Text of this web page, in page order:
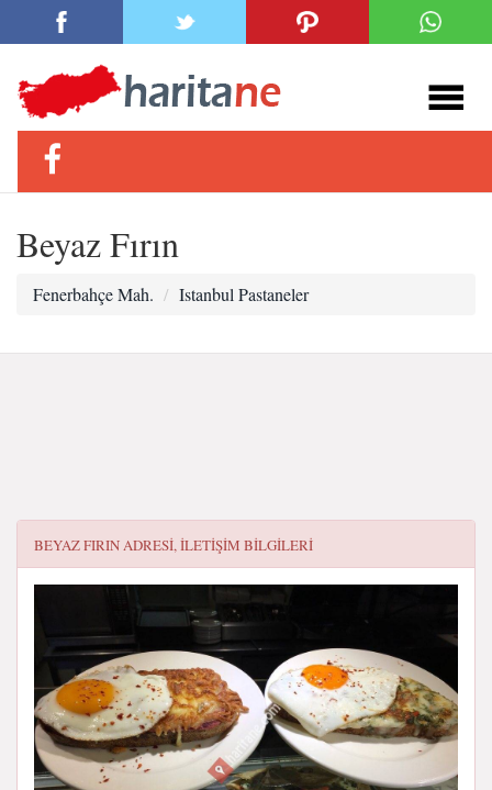
Beyaz Fırın
Fenerbahçe Mah. Istanbul Pastaneler
BEYAZ FIRINADRESI, ILETIŞIM BILGILERI